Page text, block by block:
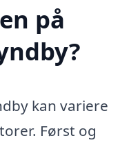
på
kan variere
Først og